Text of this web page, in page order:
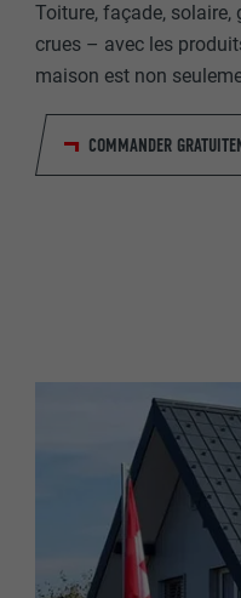
Toiture, façade,
crues – avec les
maison est non
COMMANDER